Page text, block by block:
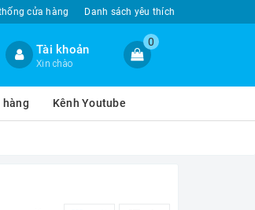
cửa hàng Danh sách yêu thích
Tài khoản
Xin chào
0
hàng Kênh Youtube